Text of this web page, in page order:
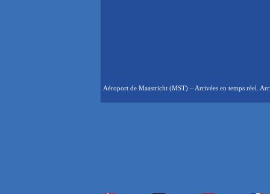
Aéroport de Maastricht (MST) – Arrivées en temps réel.